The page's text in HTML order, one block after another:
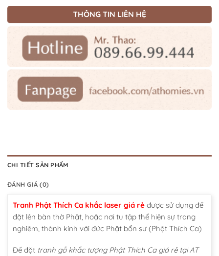
THÔNG TIN LIÊN HỆ
CHI TIẾT SẢN PHẨM
ĐÁNH GIÁ (0)
Tranh Phật Thích Ca khắc laser giá rẻ được sử dụng để
đặt lên bàn thờ Phật, hoặc nơi tu tập thể hiện sự trang
nghiêm, thành kính với đức Phật bổn sư (Phật Thích Ca)
Để đặt tranh gỗ khắc tượng Phật Thích Ca giá rẻ tại AT